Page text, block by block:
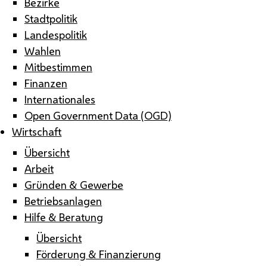
Stadtpolitik
Landespolitik
Wahlen
Mitbestimmen
Finanzen
Internationales
Open Government Data (OGD)
Wirtschaft
Übersicht
Arbeit
Gründen & Gewerbe
Betriebsanlagen
Hilfe & Beratung
Übersicht
Förderung & Finanzierung